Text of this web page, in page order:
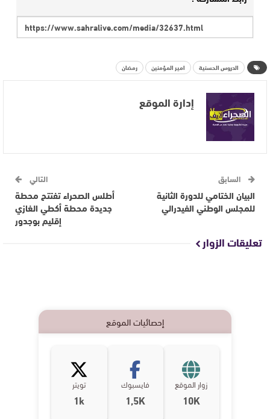
الدروس الحسنية امير المؤمنين رمضان
إدارة الموقع
السابق
البيان الختامي للدورة الثانية
للمجلس الوطني الفيدرالي
التالي
أطلس الصحراء تفتتح محطة
جديدة محطة أكطي الغازي
إقليم بوجدور
تعليقات الزوار
إحصائيات الموقع
زوار الموقع
10K
فايسبوك
1,5K
تويتر
1k